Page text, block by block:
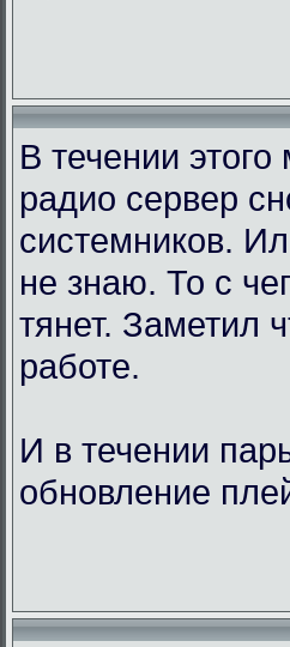
В течении
радио сервер
системников.
не знаю. То с
тянет. Заметил
работе.
И в течении
обновление